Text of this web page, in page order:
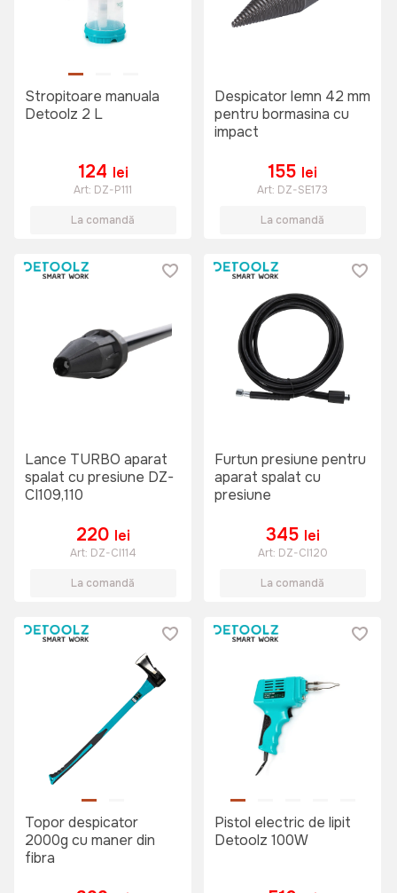
Stropitoare manuala
Detoolz 2 L
124 lei
Art: DZ-P111
La comandă
Despicator lemn 42 mm
pentru bormasina cu
impact
155 lei
Art: DZ-SE173
La comandă
Lance TURBO aparat
spalat cu presiune DZ-
CI109,110
220 lei
Art: DZ-CI114
La comandă
Furtun presiune pentru
aparat spalat cu
presiune
345 lei
Art: DZ-CI120
La comandă
Topor despicator
2000g cu maner din
fibra
Pistol electric de lipit
Detoolz 100W